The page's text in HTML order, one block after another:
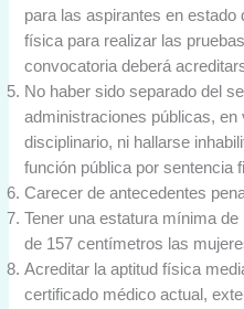
para las aspirantes en estado
física para realizar las
convocatoria deberá
No haber sido separado del
administraciones públicas, en
disciplinario, ni hallarse
función pública por sentencia
Carecer de antecedentes
Tener una estatura mínima
de 157 centímetros las
Acreditar la aptitud física
certificado médico actual,